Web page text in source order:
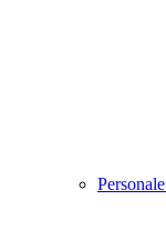
Personale